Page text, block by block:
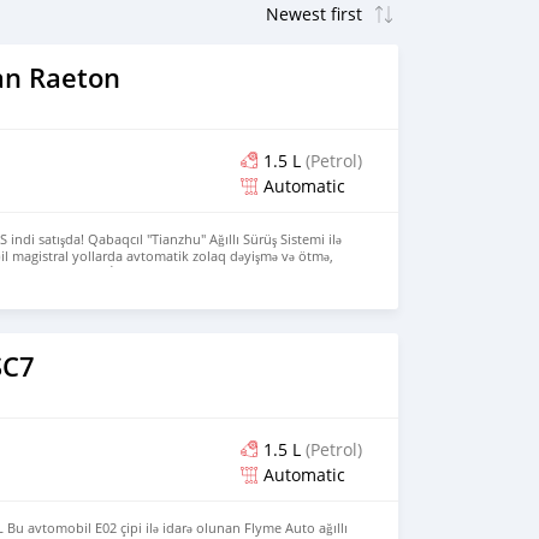
Raeton
1.5 L (Petrol)
Automatic
indi satışda! Qabaqcıl "Tianzhu" Ağıllı Sürüş Sistemi ilə
magistral yollarda avtomatik zolaq dəyişmə və ötmə,
dəstəkləyir. İnteryer, immersiv təcrübə üçün saran
rahatlığı növbəti səviyyəyə qaldıran ixtiyari "Queen Co-
Bəyəndinizsə və almaq istəyirsinizsə, mükəmməl
1.5 L (Petrol)
Automatic
Bu avtomobil E02 çipi ilə idarə olunan Flyme Auto ağıllı